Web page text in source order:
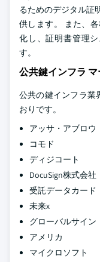
るためのデジタル証
供します。 また、
化し、証明書管理
す。
公共鍵インフラ
公共の鍵インフラ業
おりです。
アッサ・アブロウ
コモド
ディジコート
DocuSign株式会社
受託データカード
未来x
グローバルサイン
アメリカ
マイクロソフト